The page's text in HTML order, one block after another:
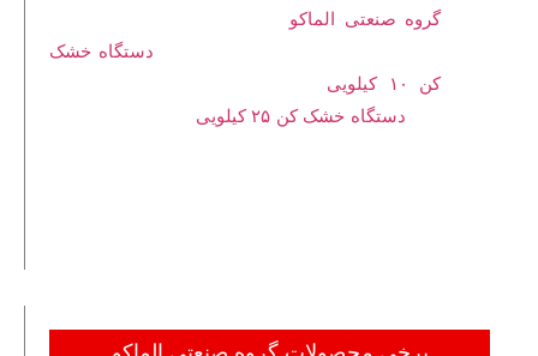
گروه صنعتی الماکو
دستگاه خشک
کن ۱۰ کیلویی
دستگاه خشک کن ۲۵ کیلویی